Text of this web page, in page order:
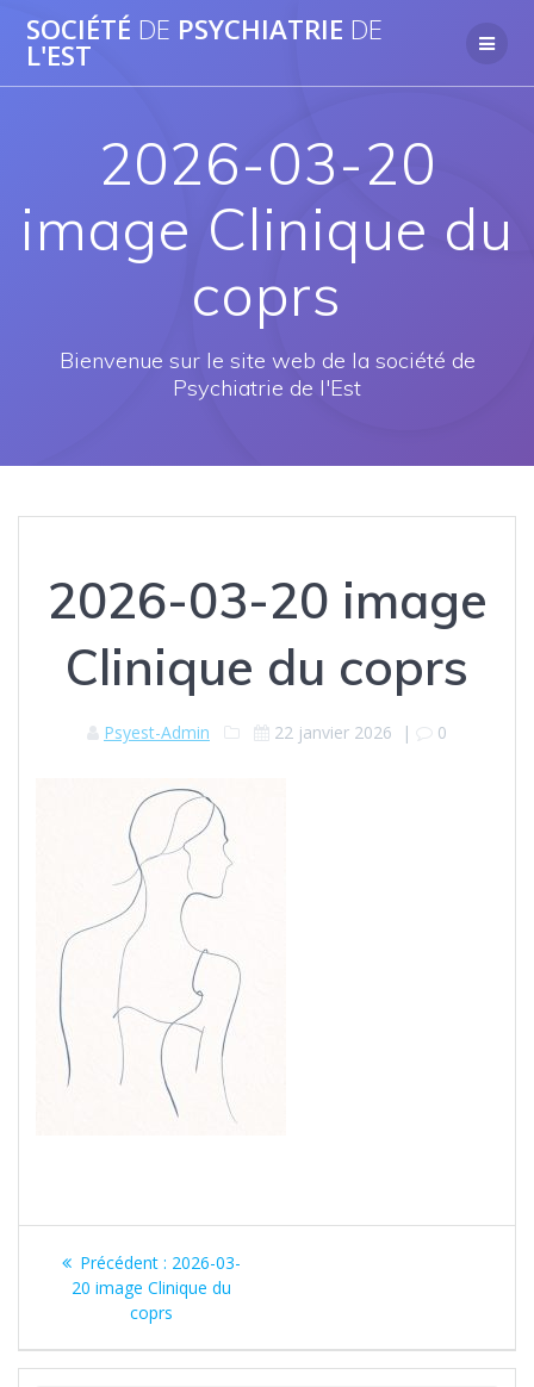
au
SOCIÉTÉ DE PSYCHIATRIE DE
L'EST
2026-03-20
image Clinique du
coprs
Bienvenue sur le site web de la société de
Psychiatrie de l'Est
2026-03-20 image
Clinique du coprs
Psyest-Admin 22 janvier 2026 | 0
Navigation
l’article
Précédent : Article
précédent
:
2026-03-
20 image Clinique du
coprs